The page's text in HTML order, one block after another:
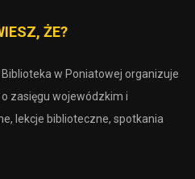
ŻE?
w Poniatowej organizuje
zasięgu wojewódzkim i
lekcje biblioteczne, spotkania